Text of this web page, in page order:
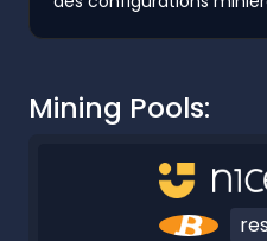
Mining Pools: